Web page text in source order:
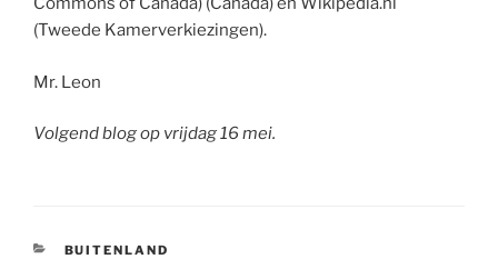
(Tweede Kamerverkiezingen).
Mr. Leon
Volgend blog op vrijdag 16 mei.
CATEGORIEËN
BUITENLAND